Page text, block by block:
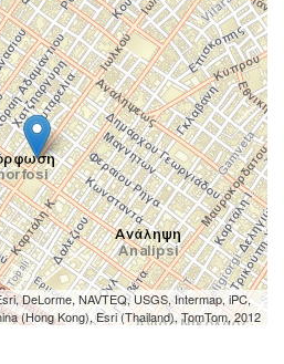
DeLorme, NAVTEQ, USGS, Intermap, iPC,
(Hong Kong), Esri (Thailand), TomTom, 2012